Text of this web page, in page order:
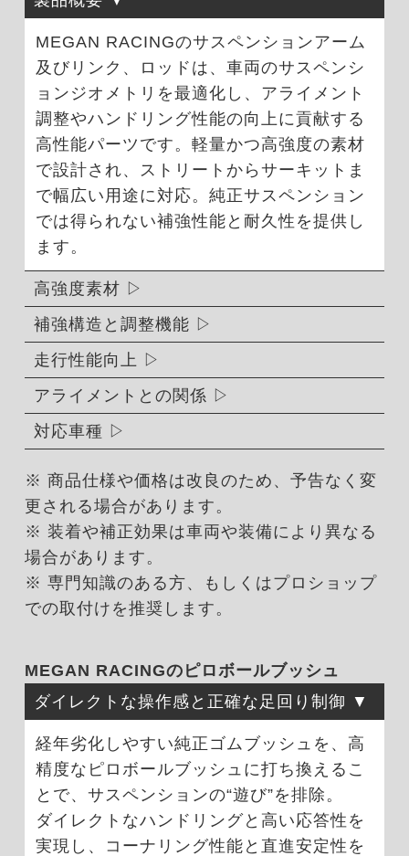
MEGAN RACINGのサスペンションアーム
及びリンク、ロッドは、車両のサスペンシ
ョンジオメトリを最適化し、アライメント
調整やハンドリング性能の向上に貢献する
高性能パーツです。軽量かつ高強度の素材
で設計され、ストリートからサーキットま
で幅広い用途に対応。純正サスペンション
では得られない補強性能と耐久性を提供し
ます。
高強度素材
補強構造と調整機能
走行性能向上
アライメントとの関係
対応車種
※ 商品仕様や価格は改良のため、予告なく変
更される場合があります。
※ 装着や補正効果は車両や装備により異なる
場合があります。
※ 専門知識のある方、もしくはプロショップ
での取付けを推奨します。
MEGAN RACINGのピロボールブッシュ
ダイレクトな操作感と正確な足回り制御
経年劣化しやすい純正ゴムブッシュを、高
精度なピロボールブッシュに打ち換えるこ
とで、サスペンションの“遊び”を排除。
ダイレクトなハンドリングと高い応答性を
実現し、コーナリング性能と直進安定性を